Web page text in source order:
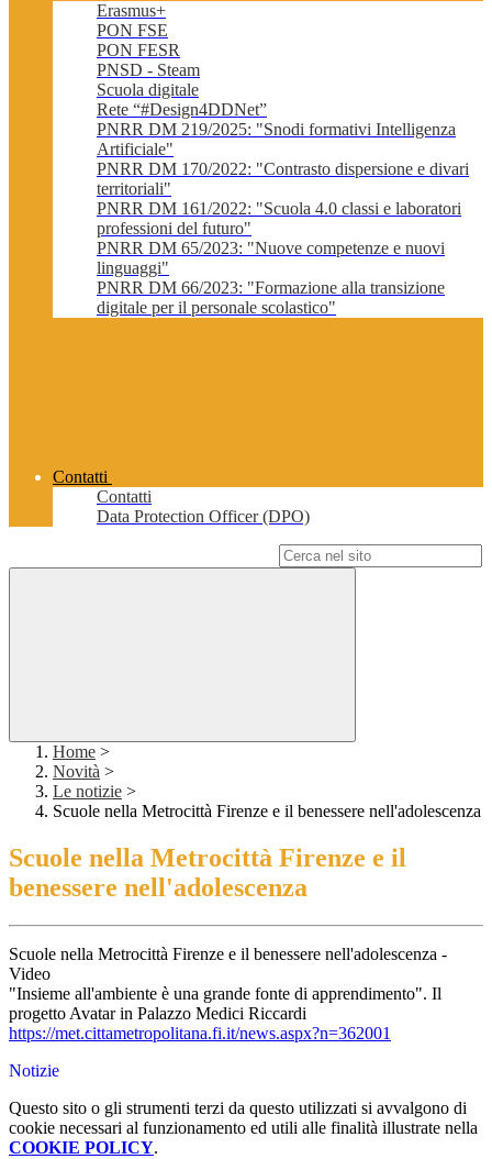
Erasmus+
PON FSE
PON FESR
PNSD - Steam
Scuola digitale
Rete “#Design4DDNet”
PNRR DM 219/2025: "Snodi formativi Intelligenza
Artificiale"
PNRR DM 170/2022: "Contrasto dispersione e divari
territoriali"
PNRR DM 161/2022: "Scuola 4.0 classi e laboratori
professioni del futuro"
PNRR DM 65/2023: "Nuove competenze e nuovi
linguaggi"
PNRR DM 66/2023: "Formazione alla transizione
digitale per il personale scolastico"
Contatti
Contatti
Data Protection Officer (DPO)
Home >
Novità >
Le notizie >
Scuole nella Metrocittà Firenze e il benessere nell'adolescenza
Scuole nella Metrocittà Firenze e il
benessere nell'adolescenza
Scuole nella Metrocittà Firenze e il benessere nell'adolescenza -
Video
"Insieme all'ambiente è una grande fonte di apprendimento". Il
progetto Avatar in Palazzo Medici Riccardi
https://met.cittametropolitana.fi.it/news.aspx?n=362001
Notizie
Questo sito o gli strumenti terzi da questo utilizzati si avvalgono di
cookie necessari al funzionamento ed utili alle finalità illustrate nella
COOKIE POLICY.